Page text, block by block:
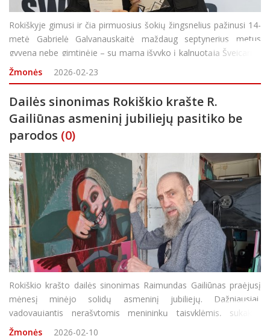
Rokiškyje gimusi ir čia pirmuosius šokių žingsnelius pažinusi 14-
metė Gabrielė Galvanauskaitė maždaug septynerius metus
gyvena nebe gimtinėje – su mama išvyko į kalnuotąją Šveicariją.
Tačiau Rokiškyje vis dar gyvena Gabrielės tėtis bei kiti jai itin
brangūs a
Žmonės 2026-02-23
Dailės sinonimas Rokiškio krašte R.
Gailiūnas asmeninį jubiliejų pasitiko be
parodos (0)
Rokiškio krašto dailės sinonimas Raimundas Gailiūnas praėjusį
mėnesį minėjo solidų asmeninį jubiliejų. Dažniausiai,
vadovaujantis nerašytomis menininkų taisyklėmis, sukaktis
autoriai pažymi surengdami savo darbų parodą, pristatymą ar
Žmonės 2026-02-10